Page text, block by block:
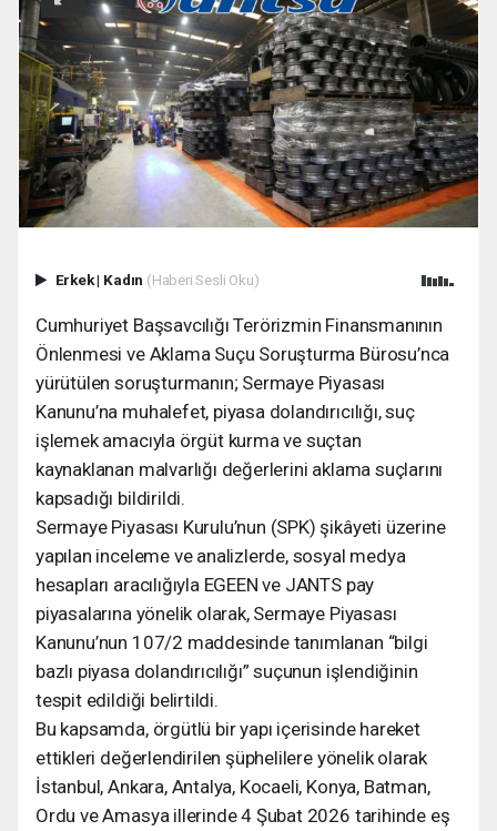
Erkek| Kadın (Haberi Sesli Oku)
Cumhuriyet Başsavcılığı Terörizmin Finansmanının
Önlenmesi ve Aklama Suçu Soruşturma Bürosu’nca
yürütülen soruşturmanın; Sermaye Piyasası
Kanunu’na muhalefet, piyasa dolandırıcılığı, suç
işlemek amacıyla örgüt kurma ve suçtan
kaynaklanan malvarlığı değerlerini aklama suçlarını
kapsadığı bildirildi.
Sermaye Piyasası Kurulu’nun (SPK) şikâyeti üzerine
yapılan inceleme ve analizlerde, sosyal medya
hesapları aracılığıyla EGEEN ve JANTS pay
piyasalarına yönelik olarak, Sermaye Piyasası
Kanunu’nun 107/2 maddesinde tanımlanan “bilgi
bazlı piyasa dolandırıcılığı” suçunun işlendiğinin
tespit edildiği belirtildi.
Bu kapsamda, örgütlü bir yapı içerisinde hareket
ettikleri değerlendirilen şüphelilere yönelik olarak
İstanbul, Ankara, Antalya, Kocaeli, Konya, Batman,
Ordu ve Amasya illerinde 4 Şubat 2026 tarihinde eş